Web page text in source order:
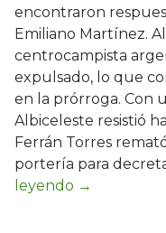
encontraron
Emiliano Martínez.
centrocampista
expulsado, lo que
en la prórroga. Con
Albiceleste resistió
Ferrán Torres
portería para